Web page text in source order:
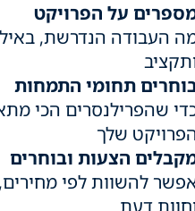
על הפרויקט
העבודה הנדרשת,
תחומי התמחות
שהפרילנסרים הכי
שלך
הצעות ובוחרים
להשוות לפי
דעת